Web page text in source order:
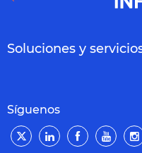
Soluciones y
Síguenos